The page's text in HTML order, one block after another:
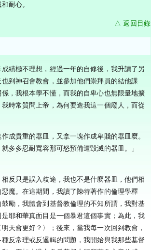
耐心。
△ 返回目錄
績極不理想，經過一年的自修後，我升讀了另
到神召會教會，並參加他們崇拜員的結他課
，我根本學不懂，而我的自卑心也無限量地擴
時常質問上帝，為何要造我這一個廢人，而從
成貴重的器皿，又拿一塊作成卑賤的器皿麼。
多多忍耐寬容那可怒預備遭毀滅的器皿。」
反只是誤入歧途，我也不是什麼器皿，他們相
魔。在這期間，我讀了陳特著作的倫理學釋
勵，我體會到基督教倫理的不知所謂，我對基
耶和華真面目是一個暴君這個事實；為此，我
天會更好？〉；後來，當我每一次回到教會，
反常理或反邏輯的問題，我開始與我那些基督